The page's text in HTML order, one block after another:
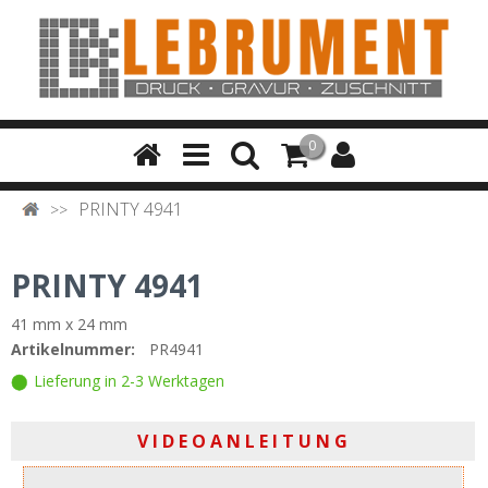
0
PRINTY 4941
PRINTY 4941
41 mm x 24 mm
Artikelnummer:
PR4941
Lieferung in 2-3 Werktagen
V I D E O A N L E I T U N G